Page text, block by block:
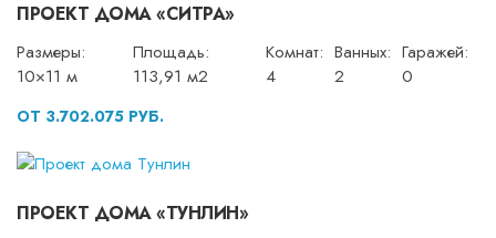
ПРОЕКТ ДОМА «СИТРА»
Размеры:
10×11 м
Площадь:
113,91 м2
Комнат:
4
Ванных:
2
Гаражей:
0
ОТ 3.702.075 РУБ.
ПРОЕКТ ДОМА «ТУНЛИН»